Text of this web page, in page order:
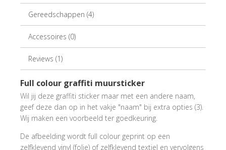
Gereedschappen (4)
Accessoires (0)
Reviews (1)
Full colour graffiti muursticker
Wil jij deze graffiti sticker maar met een andere naam,
geef deze dan op in het vakje "naam" bij extra opties (3).
Wij maken een voorbeeld ter goedkeuring.
De afbeelding wordt full colour geprint op een
zelfklevend vinyl (folie) of zelfklevend textiel en vervolgens